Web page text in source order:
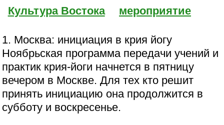
Культура Востока
мероприятие
1. Москва: инициация в крия йогу
Ноябрьская программа передачи учений и
практик крия-йоги начнется в пятницу
вечером в Москве. Для тех кто решит
принять инициацию она продолжится в
субботу и воскресенье.